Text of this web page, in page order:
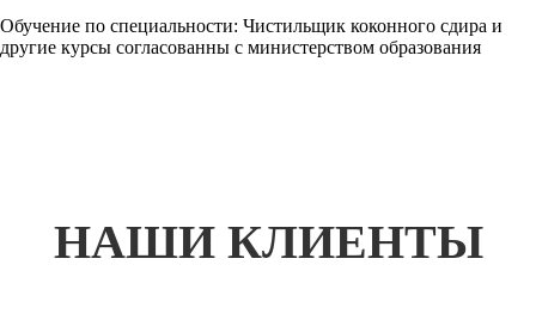
Обучение по специальности: Чистильщик коконного сдира и
другие курсы согласованны с министерством образования
НАШИ КЛИЕНТЫ